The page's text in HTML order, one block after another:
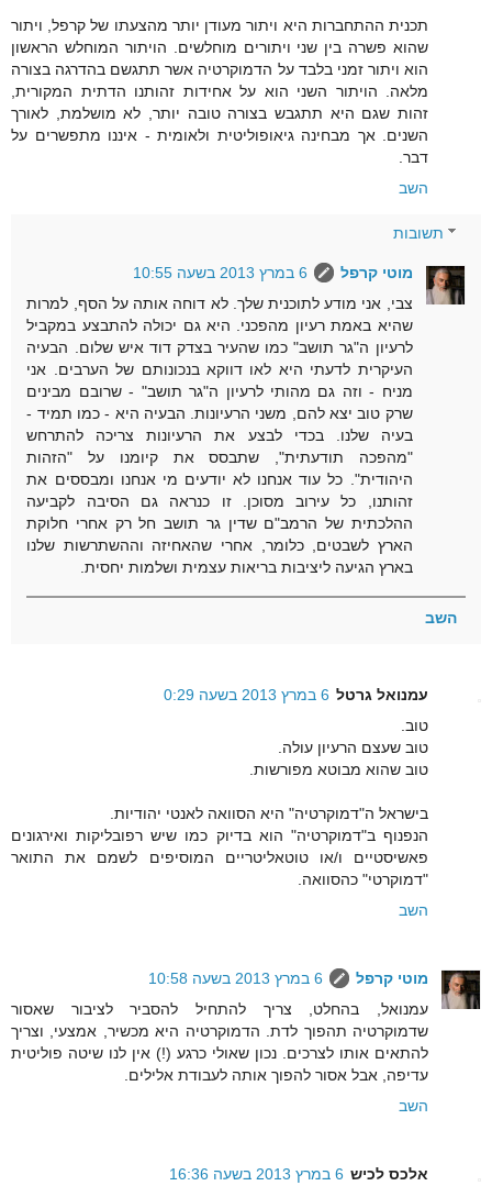
תכנית ההתחברות היא ויתור מעודן יותר מהצעתו של קרפל, ויתור
שהוא פשרה בין שני ויתורים מוחלשים. הויתור המוחלש הראשון
הוא ויתור זמני בלבד על הדמוקרטיה אשר תתגשם בהדרגה בצורה
מלאה. הויתור השני הוא על אחידות זהותנו הדתית המקורית,
זהות שגם היא תתגבש בצורה טובה יותר, לא מושלמת, לאורך
השנים. אך מבחינה גיאופוליטית ולאומית - איננו מתפשרים על
דבר.
השב
תשובות
מוטי קרפל
6 במרץ 2013 בשעה 10:55
צבי, אני מודע לתוכנית שלך. לא דוחה אותה על הסף, למרות
שהיא באמת רעיון מהפכני. היא גם יכולה להתבצע במקביל
לרעיון ה"גר תושב" כמו שהעיר בצדק דוד איש שלום. הבעיה
העיקרית לדעתי היא לאו דווקא בנכונותם של הערבים. אני
מניח - וזה גם מהותי לרעיון ה"גר תושב" - שרובם מבינים
שרק טוב יצא להם, משני הרעיונות. הבעיה היא - כמו תמיד -
בעיה שלנו. בכדי לבצע את הרעיונות צריכה להתרחש
"מהפכה תודעתית", שתבסס את קיומנו על "הזהות
היהודית". כל עוד אנחנו לא יודעים מי אנחנו ומבססים את
זהותנו, כל עירוב מסוכן. זו כנראה גם הסיבה לקביעה
ההלכתית של הרמב"ם שדין גר תושב חל רק אחרי חלוקת
הארץ לשבטים, כלומר, אחרי שהאחיזה וההשתרשות שלנו
בארץ הגיעה ליציבות בריאות עצמית ושלמות יחסית.
השב
עמנואל גרטל 6 במרץ 2013 בשעה 0:29
טוב.
טוב שעצם הרעיון עולה.
טוב שהוא מבוטא מפורשות.
בישראל ה"דמוקרטיה" היא הסוואה לאנטי יהודיות.
הנפנוף ב"דמוקרטיה" הוא בדיוק כמו שיש רפובליקות ואירגונים
פאשיסטיים ו/או טוטאליטריים המוסיפים לשמם את התואר
"דמוקרטי" כהסוואה.
השב
מוטי קרפל
6 במרץ 2013 בשעה 10:58
עמנואל, בהחלט, צריך להתחיל להסביר לציבור שאסור
שדמוקרטיה תהפוך לדת. הדמוקרטיה היא מכשיר, אמצעי, וצריך
להתאים אותו לצרכים. נכון שאולי כרגע (!) אין לנו שיטה פוליטית
עדיפה, אבל אסור להפוך אותה לעבודת אלילים.
השב
אלכס לכיש 6 במרץ 2013 בשעה 16:36